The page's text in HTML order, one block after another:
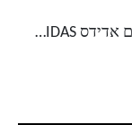
סט ג'קט ומכנס ספורט לגברים אדידס ADIDAS